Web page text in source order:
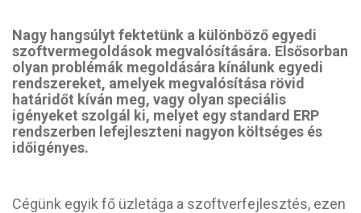
Nagy hangsúlyt fektetünk a különböző egyedi
szoftvermegoldások megvalósítására. Elsősorban
olyan problémák megoldására kínálunk egyedi
rendszereket, amelyek megvalósítása rövid
határidőt kíván meg, vagy olyan speciális
igényeket szolgál ki, melyet egy standard ERP
rendszerben lefejleszteni nagyon költséges és
időigényes.
Cégünk egyik fő üzletága a szoftverfejlesztés, ezen